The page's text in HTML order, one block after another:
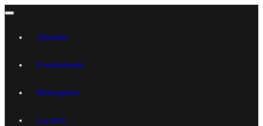
Aktuelles
Eventkalender
Bildergalerie
Location